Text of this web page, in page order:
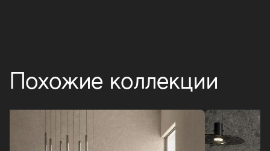
Похожие коллекции